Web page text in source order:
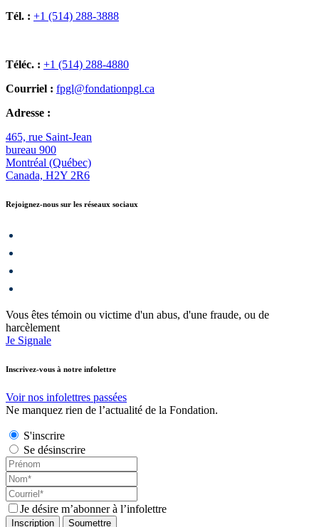
Tél. : +1 (514) 288-3888
Téléc. : +1 (514) 288-4880
Courriel : fpgl@fondationpgl.ca
Adresse :
465, rue Saint-Jean
bureau 900
Montréal (Québec)
Canada, H2Y 2R6
Rejoignez-nous sur les réseaux sociaux
Vous êtes témoin ou victime d'un abus, d'une fraude, ou de
harcèlement
Je Signale
Inscrivez-vous à notre infolettre
Voir nos infolettres passées
Ne manquez rien de l’actualité de la Fondation.
S'inscrire
Se désinscrire
Je désire m’abonner à l’infolettre